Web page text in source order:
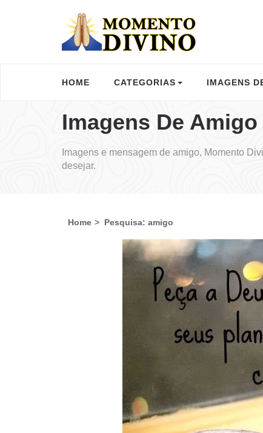
HOME CATEGORIAS IMAGENS
Imagens De Amigo
Imagens e mensagem de amigo, Momento
desejar.
Home Pesquisa: amigo